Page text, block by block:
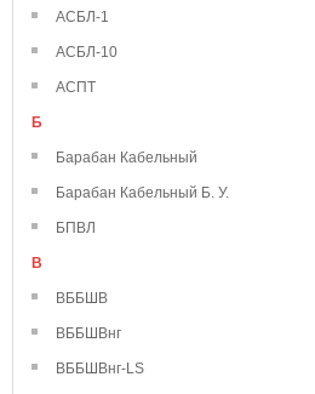
АСБЛ-1
АСБЛ-10
АСПТ
Б
Барабан Кабельный
Барабан Кабельный Б. У.
БПВЛ
В
ВББШВ
ВББШВнг
ВББШВнг-LS